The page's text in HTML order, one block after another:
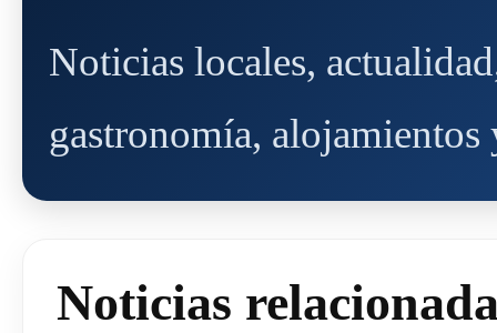
Noticias locales,
gastronomía,
Noticias